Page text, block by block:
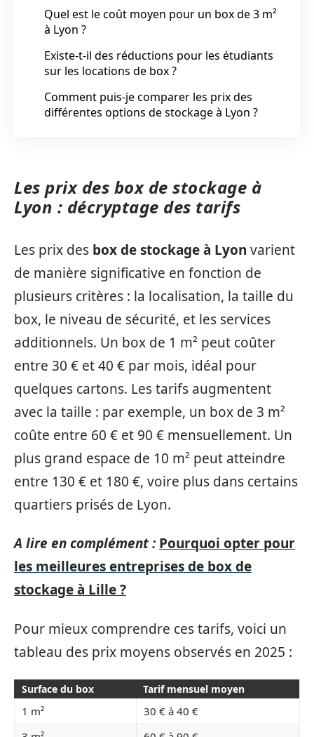
Quel est le coût moyen pour un box de 3 m²
à Lyon ?
Existe-t-il des réductions pour les étudiants
sur les locations de box ?
Comment puis-je comparer les prix des
différentes options de stockage à Lyon ?
Les prix des box de stockage à
Lyon : décryptage des tarifs
Les prix des box de stockage à Lyon varient
de manière significative en fonction de
plusieurs critères : la localisation, la taille du
box, le niveau de sécurité, et les services
additionnels. Un box de 1 m² peut coûter
entre 30 € et 40 € par mois, idéal pour
quelques cartons. Les tarifs augmentent
avec la taille : par exemple, un box de 3 m²
coûte entre 60 € et 90 € mensuellement. Un
plus grand espace de 10 m² peut atteindre
entre 130 € et 180 €, voire plus dans certains
quartiers prisés de Lyon.
A lire en complément : Pourquoi opter pour
les meilleures entreprises de box de
stockage à Lille ?
Pour mieux comprendre ces tarifs, voici un
tableau des prix moyens observés en 2025 :
Surface du box Tarif mensuel moyen
1 m²
30 € à 40 €